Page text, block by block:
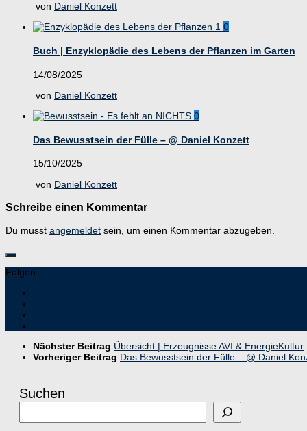
von Daniel Konzett
0
Buch | Enzyklopädie des Lebens der Pflanzen im Garten
14/08/2025
von Daniel Konzett
0
Das Bewusstsein der Fülle – @ Daniel Konzett
15/10/2025
von Daniel Konzett
Schreibe einen Kommentar
Du musst angemeldet sein, um einen Kommentar abzugeben.
Folgen:
Nächster Beitrag Übersicht | Erzeugnisse AVI & EnergieKultur
Vorheriger Beitrag Das Bewusstsein der Fülle – @ Daniel
Suchen